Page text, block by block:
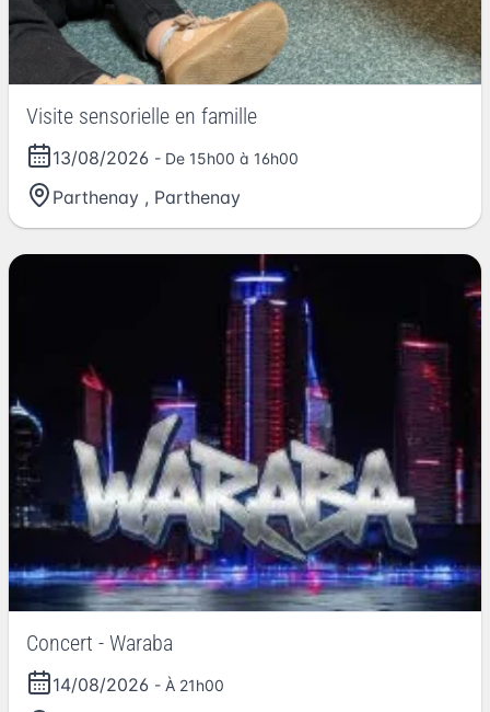
Visite sensorielle en famille
13/08/2026 - De 15h00 à 16h00
Parthenay , Parthenay
Concert - Waraba
14/08/2026 - À 21h00